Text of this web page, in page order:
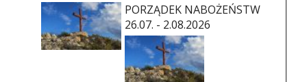
PORZĄDEK NABOŻEŃSTW
26.07. - 2.08.2026